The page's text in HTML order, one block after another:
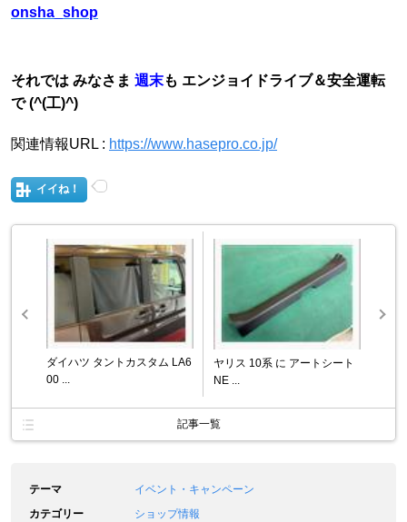
onsha_shop
それでは みなさま 週末も エンジョイドライブ＆安全運転
で (^(工)^)
関連情報URL : https://www.hasepro.co.jp/
イイね！
ダイハツ タントカスタム LA6
00 ...
ヤリス 10系 に アートシート
NE ...
記事一覧
テーマ
イベント・キャンペーン
カテゴリー
ショップ情報